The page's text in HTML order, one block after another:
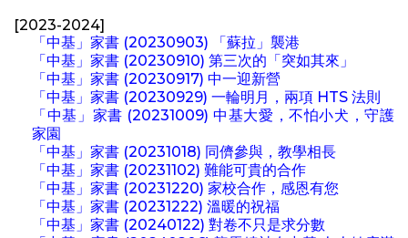
[2023-2024]
「中基」家書 (20230903) 「蘇拉」襲港
「中基」家書 (20230910) 第三次的「突如其來」
「中基」家書 (20230917) 中一迎新營
「中基」家書 (20230929) 一輪明月，兩項 HTS 法則
「中基」家書 (20231009) 中基大愛，不怕小犬，守護
家園
「中基」家書 (20231018) 同儕參與，教學相長
「中基」家書 (20231102) 難能可貴的合作
「中基」家書 (20231220) 家校合作，感恩有您
「中基」家書 (20231222) 溫暖的祝福
「中基」家書 (20240122) 對卷不只是求分數